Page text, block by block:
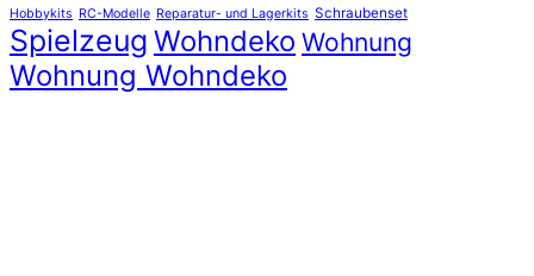
Hobbykits RC-Modelle Reparatur- und Lagerkits Schraubenset
Spielzeug Wohndeko Wohnung
Wohnung Wohndeko